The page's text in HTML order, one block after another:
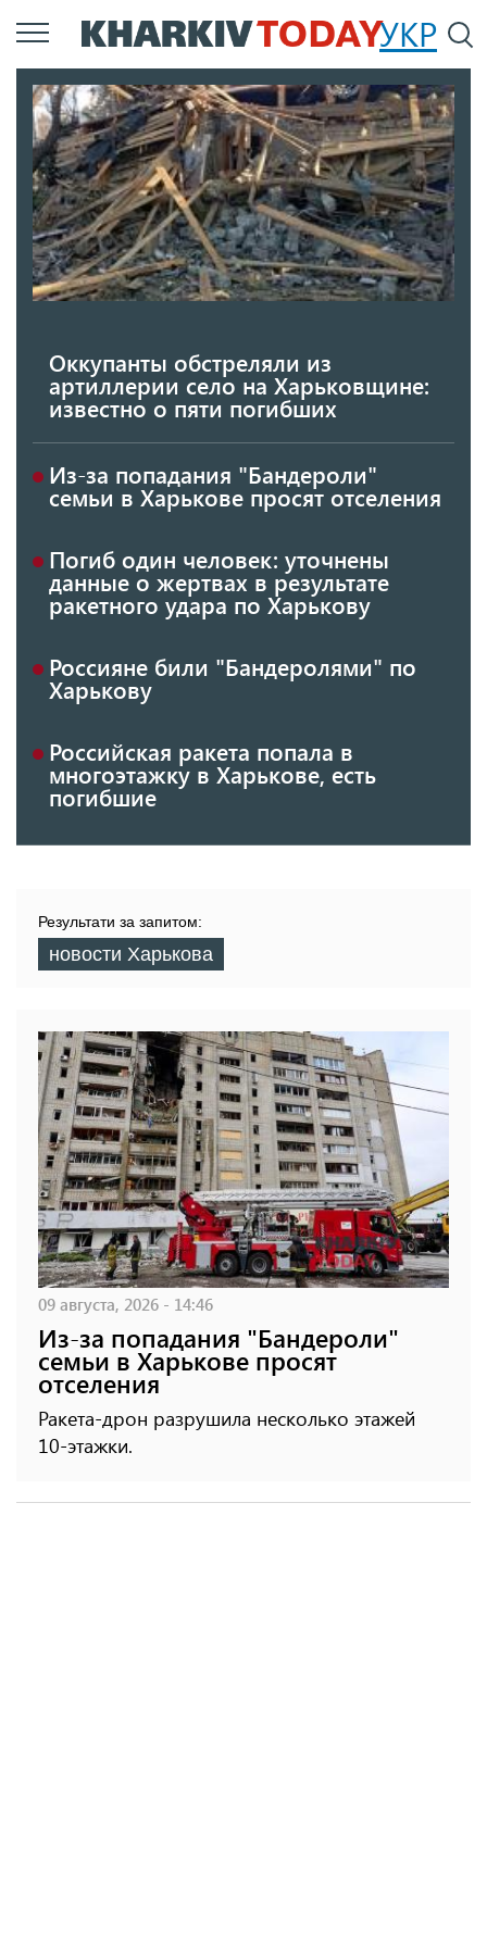
Перейти
к
содержанию
УКР
Оккупанты обстреляли из
артиллерии село на Харьковщине:
известно о пяти погибших
Из-за попадания "Бандероли"
семьи в Харькове просят отселения
Погиб один человек: уточнены
данные о жертвах в результате
ракетного удара по Харькову
Россияне били "Бандеролями" по
Харькову
Российская ракета попала в
многоэтажку в Харькове, есть
погибшие
Результати за запитом:
новости Харькова
09 августа, 2026 - 14:46
Из-за попадания "Бандероли"
семьи в Харькове просят
отселения
Ракета-дрон разрушила несколько этажей
10-этажки.